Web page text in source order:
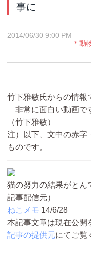
事に
2014/06/30 9:00 PM
＊動
竹下雅敏氏からの情報
非常に面白い動画で
（竹下雅敏）
注）以下、文中の赤字
ものです。
猫の努力の結果がとん
記事配信元）
ねこメモ 14/6/28
本記事文章は現在公開
記事の提供元にてご覧